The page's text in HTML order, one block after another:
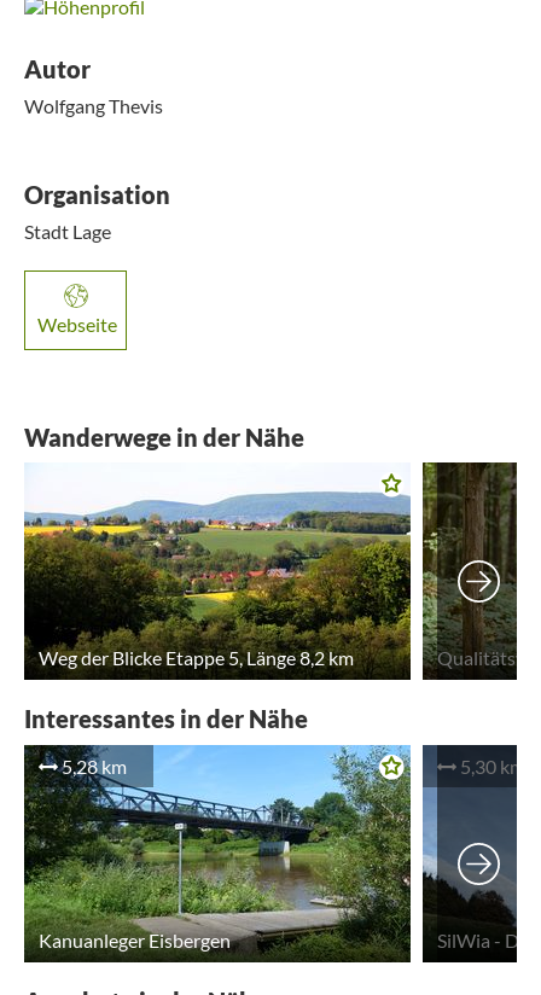
Autor
Wolfgang Thevis
Organisation
Stadt Lage
Webseite
Wanderwege in der Nähe
Weg der Blicke Etappe 5, Länge 8,2 km
Interessantes in der Nähe
5,28 km
Kanuanleger Eisbergen
5,30 km
SilWia -